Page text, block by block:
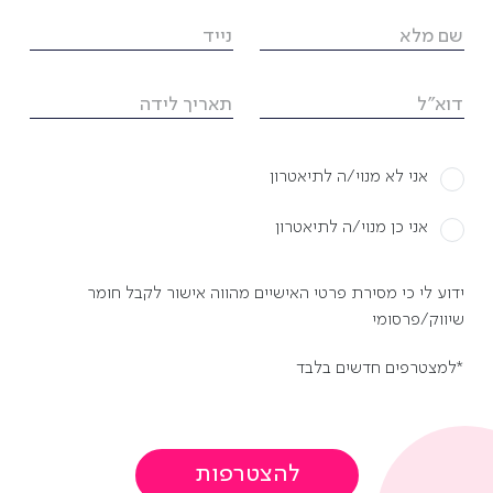
לרכישת מנוי
עוד? הציצו
שלנו
שם מלא נייד
דוא"ל תאריך לידה
אני לא מנוי/ה לתיאטרון
אני כן מנוי/ה לתיאטרון
ידוע לי כי מסירת פרטי האישיים מהווה אישור לקבל חומר
שיווק/פרסומי
למצטרפים חדשים בלבד